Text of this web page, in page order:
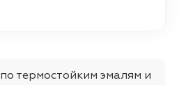
термостойким эмалям и